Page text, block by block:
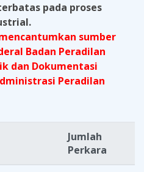
pada proses
sumber
Badan Peradilan
dan Dokumentasi
Peradilan
Jumlah
Perkara